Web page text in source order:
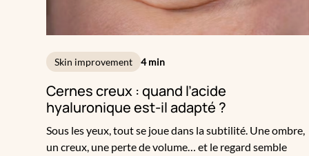
Skin improvement 4 min
Cernes creux : quand l’acide
hyaluronique est-il adapté ?
Sous les yeux, tout se joue dans la subtilité. Une ombre,
un creux, une perte de volume… et le regard semble